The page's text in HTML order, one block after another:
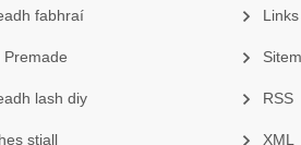
fabhraí
Premade
lash diy
stiall
Links
RSS
XML